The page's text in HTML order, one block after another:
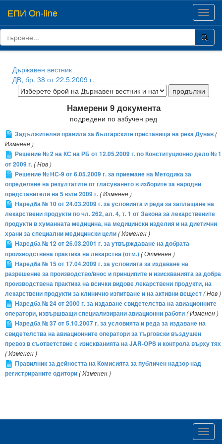
ЕПИ On-line
Държавен вестник
ДВ, бр. 38 от 22.5.2009 г.
Намерени 9 документа
подредени по азбучен ред
Задължителни правила за българските пристанища на река Дунав(
Изменен )
Решение № 2 на КС на РБ от 12.05.2009 г. по Конституционно дело № 1
от 2009 г.( Нов )
Решение № НС-9 от 6.05.2009 г. за приемане на Методика за
определяне на резултатите от гласуването в изборите за народни
представители на 5 юли 2009 г.( Изменен )
Наредба № 10 от 24.03.2009 г. за условията и реда за заплащане на
лекарствени продукти по чл. 262, ал. 4, т. 1 от Закона за лекарствените
продукти в хуманната медицина, на медицински изделия и на диетични
храни за специални медицински цели( Изменен )
Наредба № 12 от 26.03.2001 г. за утвърждаване на добрата
производствена практика на лекарства (отм.)( Отменен )
Наредба № 15 от 17.04.2009 г. за условията за издаване на
разрешение за производство/внос и принципите и изискванията за добра
производствена практика на всички видове лекарствени продукти, на
лекарствени продукти за клинично изпитване и на активни вещест( Нов )
Наредба № 24 от 2000 г. за издаване свидетелства на авиационните
оператори, извършващи специализирани авиационни работи( Изменен )
Наредба № 37 от 5.10.2007 г. за условията и реда за издаване на
свидетелства на авиационните оператори за търговски въздушен
превоз в съответствие с изискванията на JAR-OPS и контрола върху тях
( Изменен )
Правилник за дейността на Комисията за публичен надзор над
регистрираните одитори( Изменен )